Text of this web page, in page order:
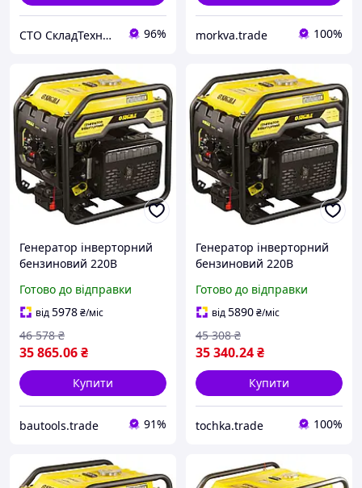
СТО СкладТехника 96% morkva.trade 100%
Генератор інверторний
бензиновий 220В
з виведенням під АВР
SIGMA (5710771) Bautools
- Завжди Вчасно
Готово до відправки
від5978₴/міс
35 865.06₴
46 578 ₴
Купити
bautools.trade 91%
Генератор інверторний
бензиновий 220В
з виведенням під АВР
SIGMA (5710771) Купуй І
Tochka
Готово до відправки
від5890₴/міс
35 340.24₴
45 308 ₴
Купити
tochka.trade 100%